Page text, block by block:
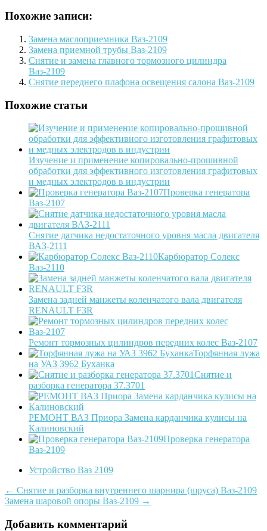
Похожие записи:
Замена маслоприемника Ваз-2109
Замена приемной трубы Ваз-2109
Снятие и замена главного тормозного цилиндра
Ваз-2109
Снятие переднего плафона освещения салона Ваз-2109
Похожие статьи
Изучение и применение копировально-прошивной
обработки для эффективного изготовления графитовых
и медных электродов в индустрии
Проверка генератора
Ваз-2107
Снятие датчика недостаточного уровня масла двигателя
ВАЗ-2111
Карбюратор Солекс
Ваз-2110
Замена задней манжеты коленчатого вала двигателя
RENAULT F3R
Ремонт тормозных цилиндров передних колес Ваз-2107
Торфянная лужа
на УАЗ 3962 Буханка
Снятие и
разборка генератора 37.3701
РЕМОНТ ВАЗ Приора Замена карданчика кулисы на
Калиновский
Проверка генератора
Ваз-2109
Устройство Ваз 2109
Post
navigation
← Снятие и разборка внутреннего шарнира (шруса) Ваз-2109
Замена шаровой опоры Ваз-2109 →
Добавить комментарий